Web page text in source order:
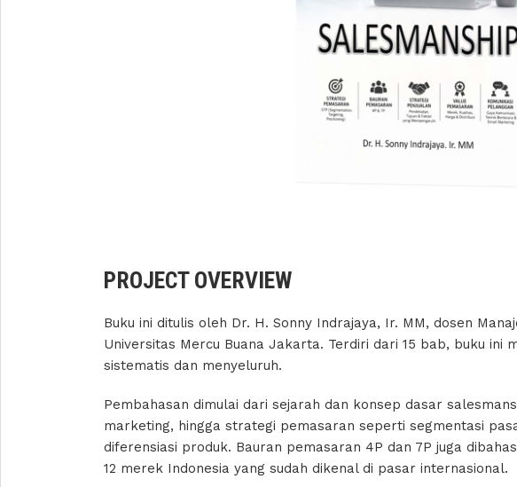
PROJECT OVERVIEW
Buku ini ditulis oleh Dr. H. Sonny Indrajaya, Ir. MM, dosen
Universitas Mercu Buana Jakarta. Terdiri dari 15 bab, buku ini
sistematis dan menyeluruh.
Pembahasan dimulai dari sejarah dan konsep dasar
marketing, hingga strategi pemasaran seperti segmentasi
diferensiasi produk. Bauran pemasaran 4P dan 7P juga
12 merek Indonesia yang sudah dikenal di pasar internasional.